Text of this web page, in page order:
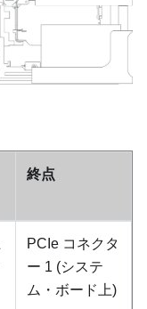
終点
PCIe コネクタ
ー 1 (システ
ム・ボード上)